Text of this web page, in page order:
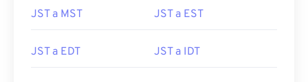
JST a MST JST a EST
JST a EDT JST a IDT